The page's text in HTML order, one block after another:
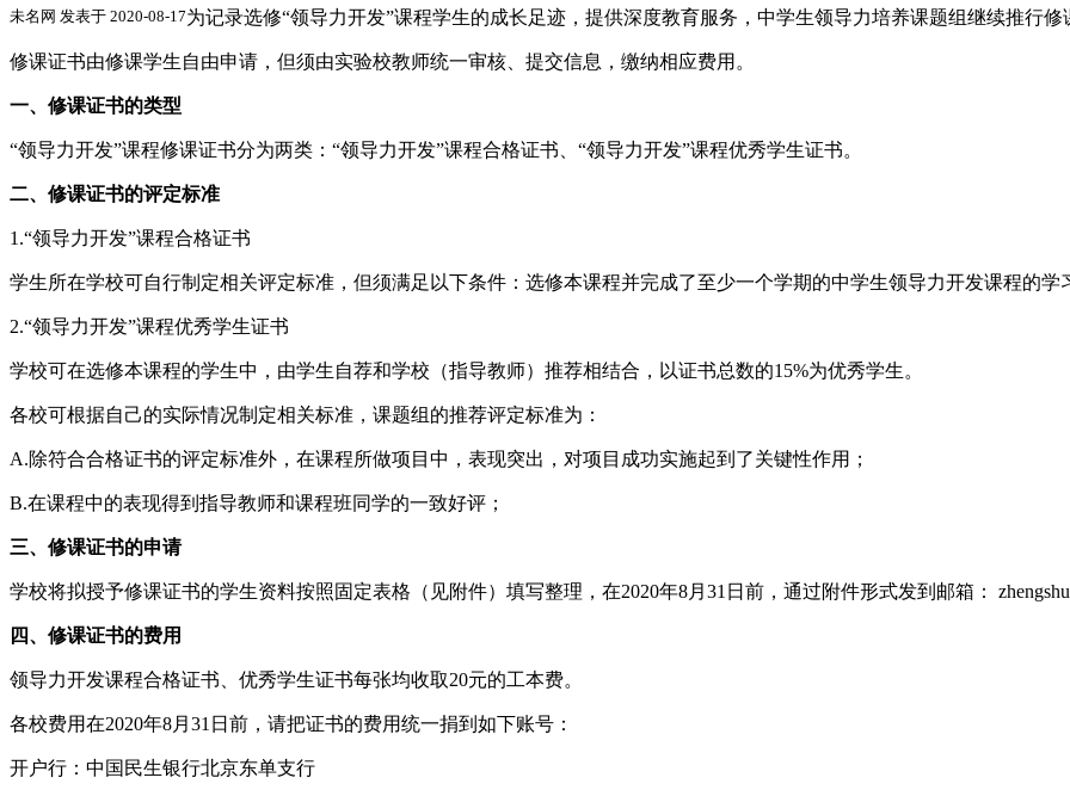
未名网 发表于 2020-08-17为记录选修“领导力开发”课程学生的成长足迹，提供深度教育服务，中学生领导力培养课题组继续推行修
修课证书由修课学生自由申请，但须由实验校教师统一审核、提交信息，缴纳相应费用。
一、修课证书的类型
“领导力开发”课程修课证书分为两类：“领导力开发”课程合格证书、“领导力开发”课程优秀学生证书。
二、修课证书的评定标准
1.“领导力开发”课程合格证书
学生所在学校可自行制定相关评定标准，但须满足以下条件：选修本课程并完成了至少一个学期的中学生领导力开发课程的学
2.“领导力开发”课程优秀学生证书
学校可在选修本课程的学生中，由学生自荐和学校（指导教师）推荐相结合，以证书总数的15%为优秀学生。
各校可根据自己的实际情况制定相关标准，课题组的推荐评定标准为：
A.除符合合格证书的评定标准外，在课程所做项目中，表现突出，对项目成功实施起到了关键性作用；
B.在课程中的表现得到指导教师和课程班同学的一致好评；
三、修课证书的申请
学校将拟授予修课证书的学生资料按照固定表格（见附件）填写整理，在2020年8月31日前，通过附件形式发到邮箱：
四、修课证书的费用
领导力开发课程合格证书、优秀学生证书每张均收取20元的工本费。
各校费用在2020年8月31日前，请把证书的费用统一捐到如下账号：
开户行：中国民生银行北京东单支行